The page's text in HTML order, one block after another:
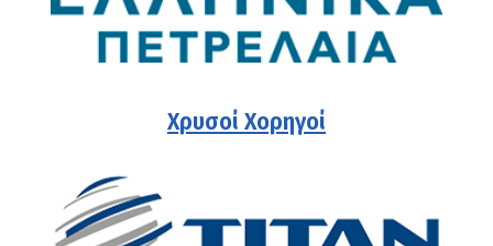
Χρυσοί Χορηγοί